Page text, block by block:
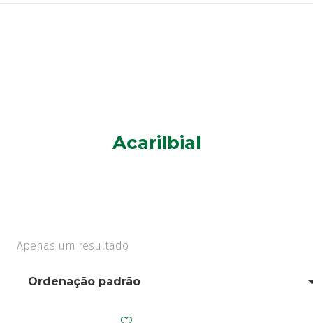
Acarilbial
Apenas um resultado